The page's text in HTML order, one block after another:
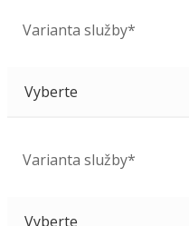
Varianta služby*
Varianta služby*